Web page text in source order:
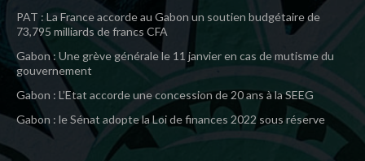
PAT : La France accorde au Gabon un soutien budgétaire de
73,795 milliards de francs CFA
Gabon : Une grève générale le 11 janvier en cas de mutisme du
gouvernement
Gabon : L’Etat accorde une concession de 20 ans à la SEEG
Gabon : le Sénat adopte la Loi de finances 2022 sous réserve